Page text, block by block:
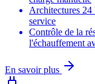
Architectures
service
Contrôle de la
l'échauffement
En savoir plus